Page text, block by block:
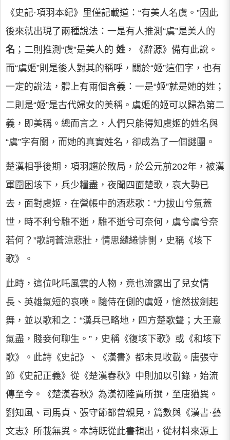
《史記·項羽本紀》里僅記載道：“有美人名虞。”因此
後來就出現了兩種說法：一是有人推測“虞”是美人的
名 ；二則推測“虞”是美人的 姓 ，《辭源》備有此說。
而“虞姬”則是後人對其的稱呼，關於“姬”這個字，也有
一定的說法，體上有兩個含義：一是“姬”就是她的姓；
二則是“姬”是古代婦女的美稱。虞姬的姬可以歸為第二
義，即美稱。總而言之，人們只能得知虞姬的姓名與
“虞”字有關，而她的真實姓名，卻成為了一個謎團。
楚漢相爭後期，項羽趨於敗局，於公元前202年，被漢
軍圍困垓下，兵少糧盡，夜聞四面楚歌，哀大勢已
去，面對虞姬，在營帳中酌酒悲歌：“力拔山兮氣蓋
世，時不利兮騅不逝，騅不逝兮可奈何，虞兮虞兮奈
若何？”歌詞蒼涼悲壯，情思繾綣悱惻，史稱《垓下
歌》。
此時，這位叱吒風雲的人物，竟也流露出了兒女情
長、英雄氣短的哀嘆。隨侍在側的虞姬，愴然拔劍起
舞，並以歌和之：“漢兵已略地，四方楚歌聲；大王意
氣盡，賤妾何聊生。”，史稱《復垓下歌》或《和垓下
歌》。此詩《史記》、《漢書》都未見收載。唐張守
節《史記正義》從《楚漢春秋》中則加以引錄，始流
傳至今。《楚漢春秋》為漢初陸賈所撰，至唐猶異。
劉知風、司馬貞、張守節都曾親見，篇數與《漢書·藝
文志》所載無異。本詩既從此書輯出，從材料來源上